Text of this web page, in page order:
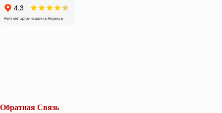
Обратная Связь